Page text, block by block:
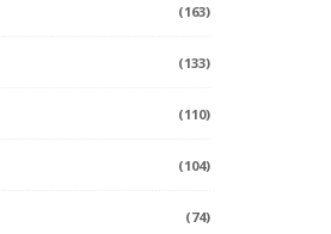
(163)
(133)
(110)
(104)
(74)